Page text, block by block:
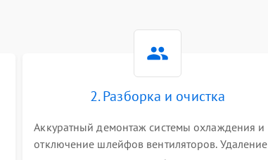
2. Разборка и очистка
Аккуратный демонтаж системы охлаждения и
отключение шлейфов вентиляторов. Удаление